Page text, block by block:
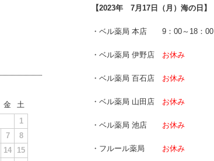
【2023年 7月17日（月）海の日】
・ベル薬局 本店 9：00～18：00
・ベル薬局 伊野店 お休み
・ベル薬局 百石店 お休み
・ベル薬局 山田店 お休み
・ベル薬局 池店 お休み
・フルール薬局 お休み
金
土
1
7
8
14
15